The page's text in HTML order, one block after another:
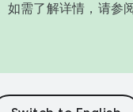
如需了解详情，请参